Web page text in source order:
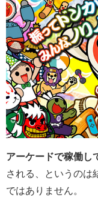
アーケードで稼働し
される、というのは
ではありません。